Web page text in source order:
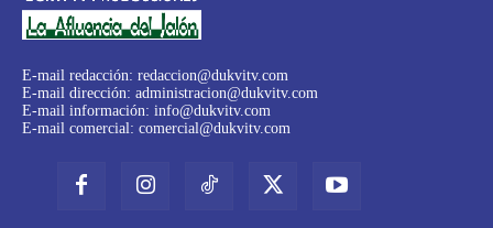
E-mail redacción: redaccion@dukvitv.com
E-mail dirección: administracion@dukvitv.com
E-mail información: info@dukvitv.com
E-mail comercial: comercial@dukvitv.com